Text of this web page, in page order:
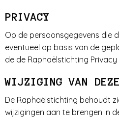
PRIVACY
Op de persoonsgegevens die
eventueel op basis van de
de de Raphaëlstichting
WIJZIGING VAN
De Raphaëlstichting behoudt
wijzigingen aan te brengen in